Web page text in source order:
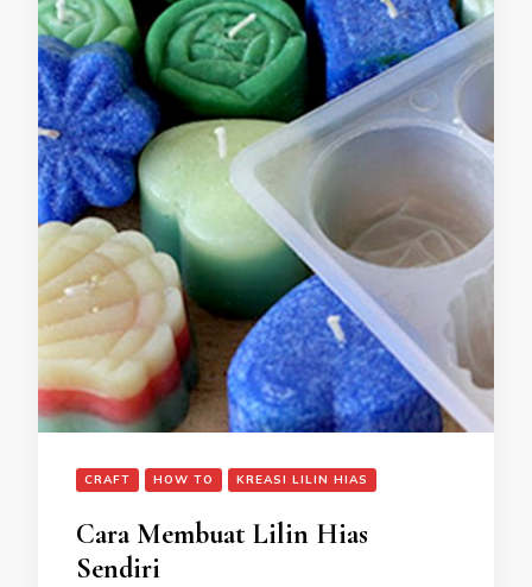
CRAFT HOW TO KREASI LILIN HIAS
Cara Membuat Lilin Hias
Sendiri